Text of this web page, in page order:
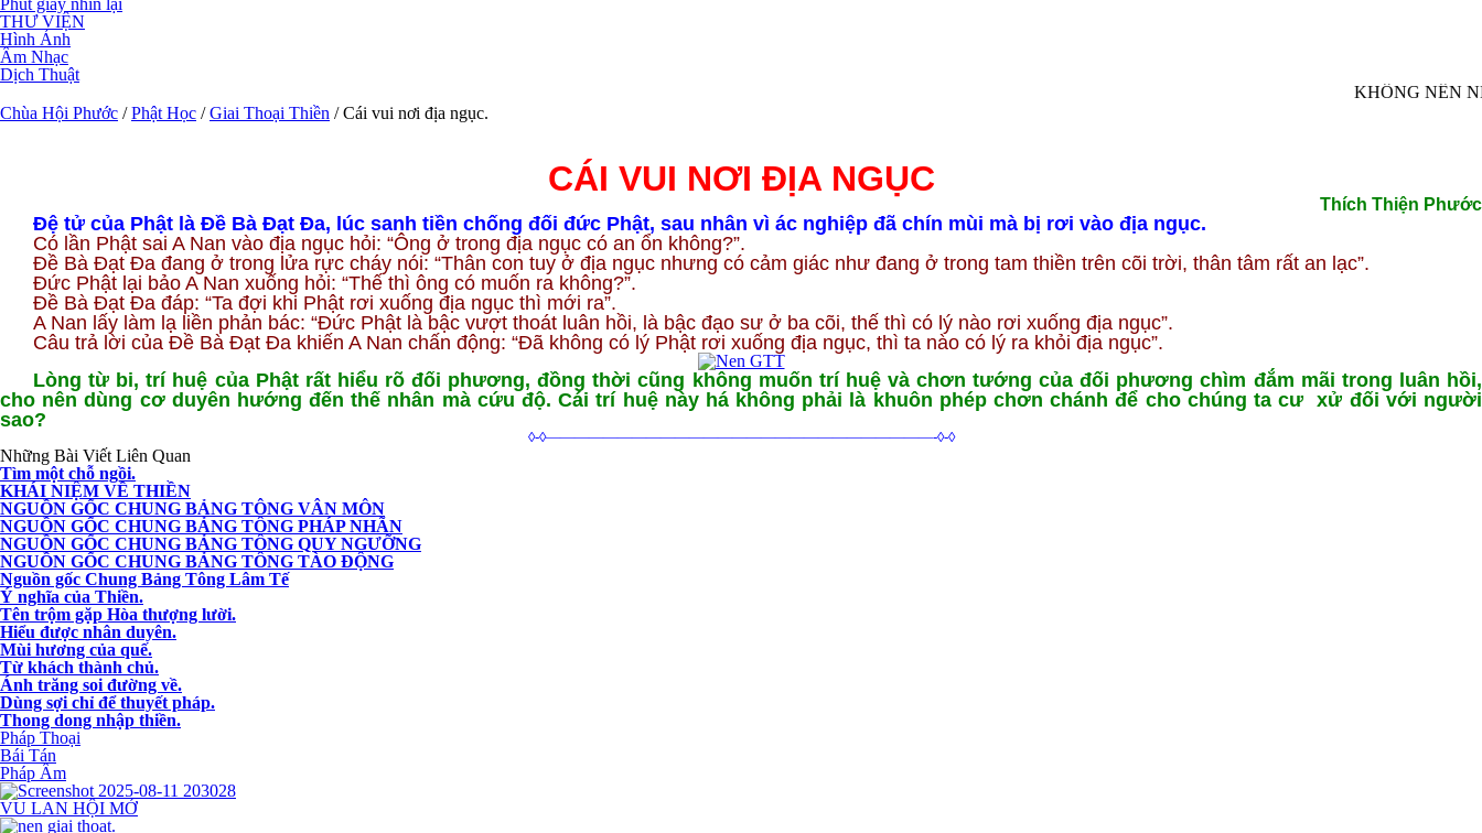
Phút giây nhìn lại
THƯ VIỆN
Hình Ảnh
Âm Nhạc
Dịch Thuật
KHÔNG NÊN
Chùa Hội Phước / Phật Học / Giai Thoại Thiền / Cái vui nơi địa ngục.
CÁI VUI NƠI ĐỊA NGỤC
Thích Thiện Phước
Đệ tử của Phật là Đề Bà Đạt Đa, lúc sanh tiền chống đối đức Phật, sau nhân vì ác nghiệp đã chín mùi mà bị rơi vào địa ngục.
Có lần Phật sai A Nan vào địa ngục hỏi: “Ông ở trong địa ngục có an ổn không?”.
Đề Bà Đạt Đa đang ở trong lửa rực cháy nói: “Thân con tuy ở địa ngục nhưng có cảm giác như đang ở trong tam thiền trên cõi trời, thân tâm rất an lạc”.
Đức Phật lại bảo A Nan xuống hỏi: “Thế thì ông có muốn ra không?”.
Đề Bà Đạt Đa đáp: “Ta đợi khi Phật rơi xuống địa ngục thì mới ra”.
A Nan lấy làm lạ liền phản bác: “Đức Phật là bậc vượt thoát luân hồi, là bậc đạo sư ở ba cõi, thế thì có lý nào rơi xuống địa ngục”.
Câu trả lời của Đề Bà Đạt Đa khiến A Nan chấn động: “Đã không có lý Phật rơi xuống địa ngục, thì ta nào có lý ra khỏi địa ngục”.
Lòng từ bi, trí huệ của Phật rất hiểu rõ đối phương, đồng thời cũng không muốn trí huệ và chơn tướng của đối phương chìm đắm mãi trong luân hồi,
cho nên dùng cơ duyên hướng đến thế nhân mà cứu độ. Cái trí huệ này há không phải là khuôn phép chơn chánh để cho chúng ta cư xử đối với người
sao?
◊-◊———————————————————————————-◊-◊
Những Bài Viết Liên Quan
Tìm một chỗ ngồi.
KHÁI NIỆM VỀ THIỀN
NGUỒN GỐC CHUNG BẢNG TÔNG VÂN MÔN
NGUỒN GỐC CHUNG BẢNG TÔNG PHÁP NHÃN
NGUỒN GỐC CHUNG BẢNG TÔNG QUY NGƯỠNG
NGUỒN GỐC CHUNG BẢNG TÔNG TÀO ĐỘNG
Nguồn gốc Chung Bảng Tông Lâm Tế
Ý nghĩa của Thiền.
Tên trộm gặp Hòa thượng lười.
Hiểu được nhân duyên.
Mùi hương của quế.
Từ khách thành chủ.
Ánh trăng soi đường về.
Dùng sợi chỉ để thuyết pháp.
Thong dong nhập thiền.
Pháp Thoại
Bái Tán
Pháp Âm
VU LAN HỘI MỞ